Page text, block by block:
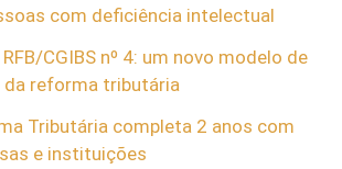
com deficiência intelectual
CGIBS nº 4: um novo modelo de
reforma tributária
Tributária completa 2 anos com
e instituições